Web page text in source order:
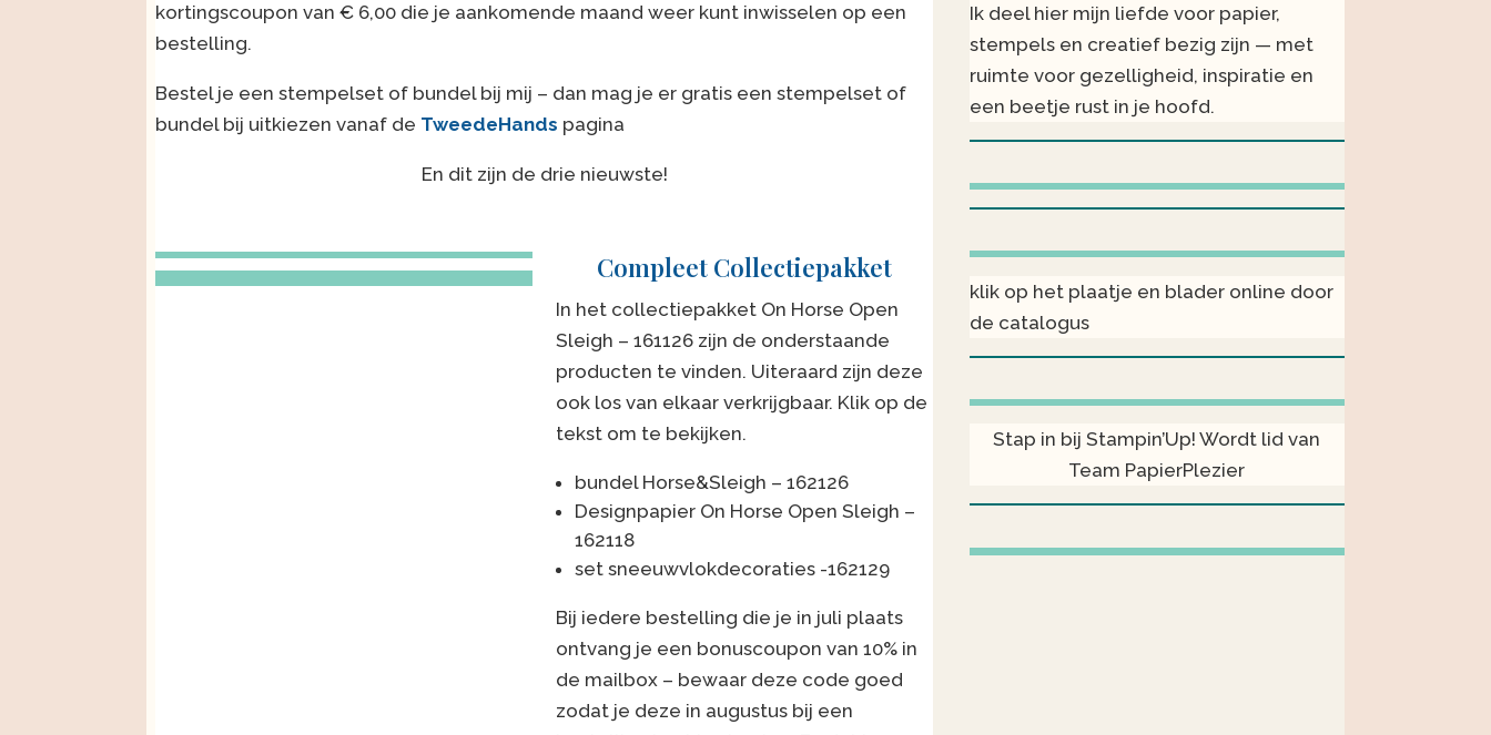
kortingscoupon van € 6,00 die je aankomende maand weer kunt inwisselen op een
bestelling.
Bestel je een stempelset of bundel bij mij – dan mag je er gratis een stempelset of
bundel bij uitkiezen vanaf de TweedeHands pagina
En dit zijn de drie nieuwste!
Compleet Collectiepakket
In het collectiepakket On Horse Open
Sleigh – 161126 zijn de onderstaande
producten te vinden. Uiteraard zijn deze
ook los van elkaar verkrijgbaar. Klik op de
tekst om te bekijken.
bundel Horse&Sleigh –162126
Designpapier On Horse Open Sleigh –
162118
set sneeuwvlokdecoraties -162129
Bij iedere bestelling die je in juli plaats
ontvang je een bonuscoupon van 10% in
de mailbox – bewaar deze code goed
zodat je deze in augustus bij een
Ik deel hier mijn liefde voor papier,
stempels en creatief bezig zijn — met
ruimte voor gezelligheid, inspiratie en
een beetje rust in je hoofd.
klik op het plaatje en blader online door
de catalogus
Stap in bij Stampin’Up! Wordt lid van
Team PapierPlezier